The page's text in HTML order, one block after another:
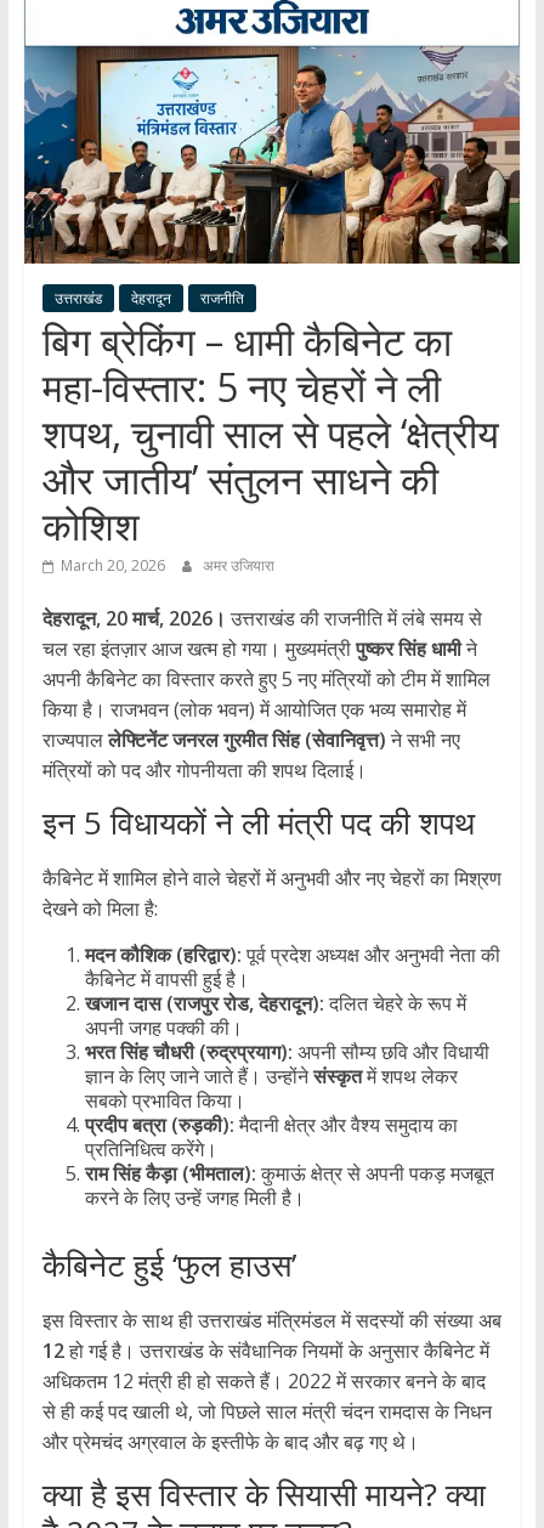
खबर
।
सच्ची
खबर
।
सबकी
खबर
उत्तराखंड देहरादून राजनीति
बिग ब्रेकिंग – धामी कैबिनेट का
महा-विस्तार: 5 नए चेहरों ने ली
शपथ, चुनावी साल से पहले ‘क्षेत्रीय
और जातीय’ संतुलन साधने की
कोशिश
March 20, 2026 अमर उजियारा
देहरादून, 20 मार्च, 2026।उत्तराखंड की राजनीति में लंबे समय से
चल रहा इंतज़ार आज खत्म हो गया। मुख्यमंत्रीपुष्कर सिंह धामीने
अपनी कैबिनेट का विस्तार करते हुए 5 नए मंत्रियों को टीम में शामिल
किया है। राजभवन (लोक भवन) में आयोजित एक भव्य समारोह में
राज्यपाललेफ्टिनेंट जनरल गुरमीत सिंह (सेवानिवृत्त)ने सभी नए
मंत्रियों को पद और गोपनीयता की शपथ दिलाई।
​इन 5 विधायकों ने ली मंत्री पद की शपथ
​कैबिनेट में शामिल होने वाले चेहरों में अनुभवी और नए चेहरों का मिश्रण
देखने को मिला है:
मदन कौशिक (हरिद्वार):पूर्व प्रदेश अध्यक्ष और अनुभवी नेता की
कैबिनेट में वापसी हुई है।
खजान दास (राजपुर रोड, देहरादून):दलित चेहरे के रूप में
अपनी जगह पक्की की।
भरत सिंह चौधरी (रुद्रप्रयाग): अपनी सौम्य छवि और विधायी
ज्ञान के लिए जाने जाते हैं। उन्होंनेसंस्कृतमें शपथ लेकर
सबको प्रभावित किया।
प्रदीप बत्रा (रुड़की):मैदानी क्षेत्र और वैश्य समुदाय का
प्रतिनिधित्व करेंगे।
राम सिंह कैड़ा (भीमताल):कुमाऊं क्षेत्र से अपनी पकड़ मजबूत
करने के लिए उन्हें जगह मिली है।
​कैबिनेट हुई ‘फुल हाउस’
​इस विस्तार के साथ ही उत्तराखंड मंत्रिमंडल में सदस्यों की संख्या अब
12हो गई है। उत्तराखंड के संवैधानिक नियमों के अनुसार कैबिनेट में
अधिकतम 12 मंत्री ही हो सकते हैं। 2022 में सरकार बनने के बाद
से ही कई पद खाली थे, जो पिछले साल मंत्री चंदन रामदास के निधन
और प्रेमचंद अग्रवाल के इस्तीफे के बाद और बढ़ गए थे।
क्या है इस विस्तार के ​सियासी मायने? क्या